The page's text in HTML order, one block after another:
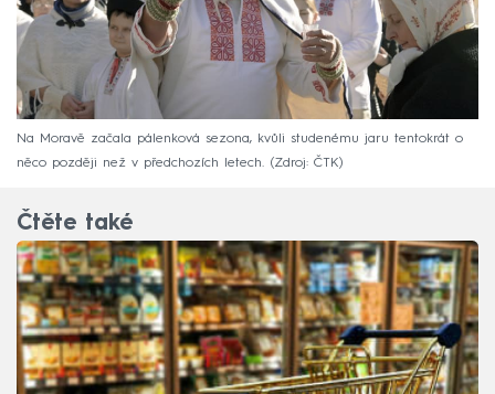
Na Moravě začala pálenková sezona, kvůli studenému jaru tentokrát o
něco později než v předchozích letech.
Zdroj: ČTK
Čtěte také